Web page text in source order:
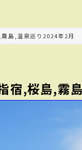
島,温泉巡り2024年2月
宿,桜島,霧